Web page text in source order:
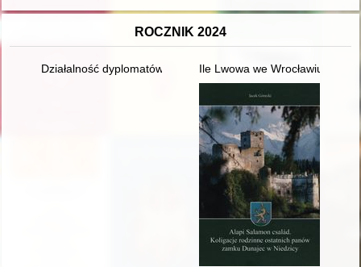
ROCZNIK 2024
Działalność dyplomatów pruskich w Rzeczypospolitej w latach
Ile Lwowa we Wrocławiu